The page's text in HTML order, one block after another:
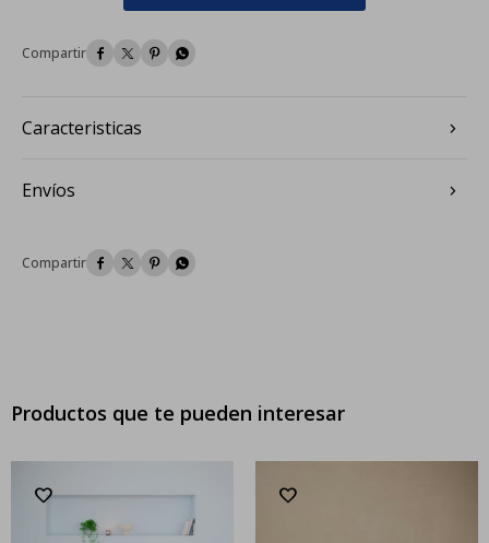
   
Caracteristicas
Envíos
   
Productos que te pueden interesar